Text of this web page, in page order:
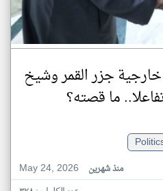
خارجية جزر القمر وشيخ
ما قصته؟
May 24, 2026
منذ شهرين